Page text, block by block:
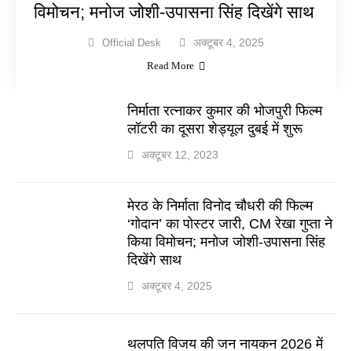
विमोचन; मनोज जोशी-उपासना सिंह दिखेंगे साथ
Official Desk अक्टूबर 4, 2025
Read More
निर्माता रत्नाकर कुमार की भोजपुरी फिल्म
लॉटरी का दूसरा शेड्यूल दुबई में शुरू
अक्टूबर 12, 2023
मेरठ के निर्माता विनोद चौधरी की फिल्म
‘गोदान’ का पोस्टर जारी, CM रेखा गुप्ता ने
किया विमोचन; मनोज जोशी-उपासना सिंह
दिखेंगे साथ
अक्टूबर 4, 2025
थलपति विजय की जन नायकन 2026 में